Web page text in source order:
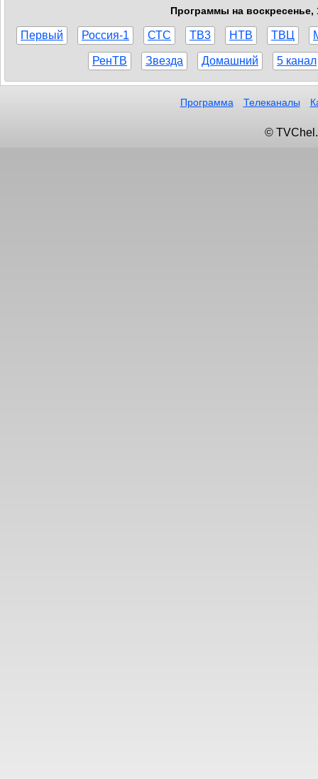
Программы на воскресенье,
Первый Россия-1 СТС ТВ3 НТВ ТВЦ
РенТВ Звезда Домашний 5 канал
Программа Телеканалы
©